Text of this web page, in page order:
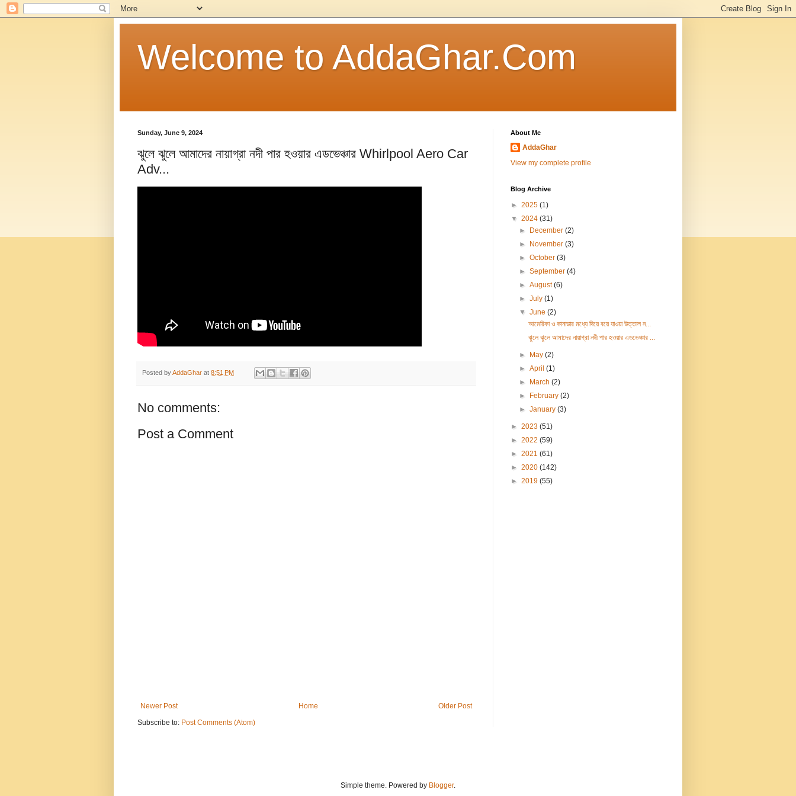
Welcome to AddaGhar.Com
Sunday, June 9, 2024
ঝুলে ঝুলে আমাদের নায়াগ্রা নদী পার হওয়ার এডভেঞ্চার Whirlpool Aero Car
Adv...
Posted byAddaGhar at 8:51 PM
No comments:
Post a Comment
Newer Post Older Post
Home
Subscribe to: Post Comments (Atom)
About Me
AddaGhar
View my complete profile
Blog Archive
► 2025 (1)
▼ 2024 (31)
►
December(2)
►
November(3)
►October(3)
►September(4)
►August(6)
►July(1)
▼June(2)
আমেরিকা ও কানাডার মধ্যে দিয়ে বয়ে যাওয়া উত্তাল ন...
ঝুলে ঝুলে আমাদের নায়াগ্রা নদী পার হওয়ার এডভেঞ্চার ...
► May(2)
►April(1)
►
March(2)
►
February(2)
►January(3)
► 2023 (51)
► 2022 (59)
► 2021 (61)
► 2020 (142)
► 2019 (55)
Simple theme. Powered by Blogger.